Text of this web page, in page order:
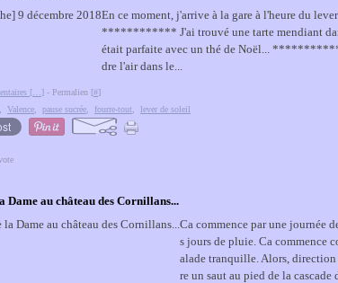
En ce moment, j'arrive à la gare à l'heure du
************ J'ai trouvé une tarte mendiant
était parfaite avec un thé de Noël...
dre l'air dans le...
[ ] - Permalien [#]
Valence pause sucrée fourre-tout lever de soleil
Dame au château des Cornillans...
Ca commence par une journée
s jours de pluie. Ca commence
alade tranquille. Alors,
re un saut au pied de la